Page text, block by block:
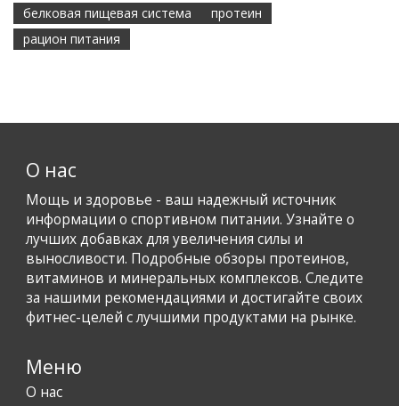
белковая пищевая система
протеин
рацион питания
О нас
Мощь и здоровье - ваш надежный источник
информации о спортивном питании. Узнайте о
лучших добавках для увеличения силы и
выносливости. Подробные обзоры протеинов,
витаминов и минеральных комплексов. Следите
за нашими рекомендациями и достигайте своих
фитнес-целей с лучшими продуктами на рынке.
Меню
О нас